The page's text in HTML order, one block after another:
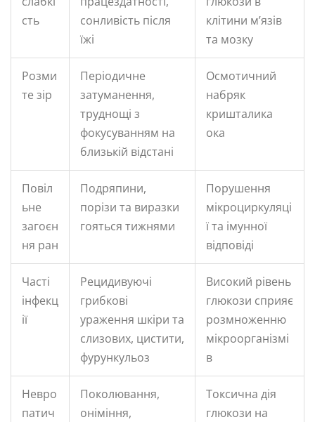
сть
сонливість після
їжі
клітини м’язів
та мозку
Розми
те зір
Періодичне
затуманення,
труднощі з
фокусуванням на
близькій відстані
Осмотичний
набряк
кришталика
ока
Повіл
ьне
загоєн
ня ран
Подряпини,
порізи та виразки
гояться тижнями
Порушення
мікроциркуляці
ї та імунної
відповіді
Часті
інфекц
ії
Рецидивуючі
грибкові
ураження шкіри та
слизових, цистити,
фурункульоз
Високий рівень
глюкози сприяє
розмноженню
мікроорганізмі
в
Невро
патич
Поколювання,
оніміння,
Токсична дія
глюкози на